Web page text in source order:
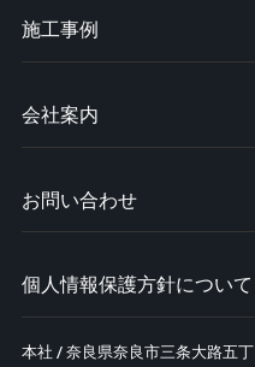
施工事例
会社案内
お問い合わせ
個人情報保護方針について
本社 / 奈良県奈良市三条大路五